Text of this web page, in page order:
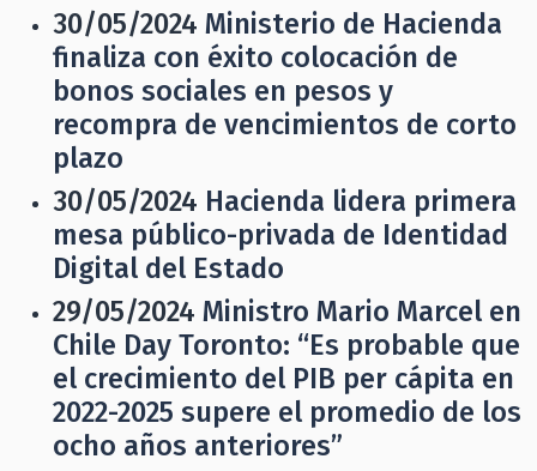
30/05/2024 Ministerio de Hacienda
finaliza con éxito colocación de
bonos sociales en pesos y
recompra de vencimientos de corto
plazo
30/05/2024 Hacienda lidera primera
mesa público-privada de Identidad
Digital del Estado
29/05/2024 Ministro Mario Marcel en
Chile Day Toronto: “Es probable que
el crecimiento del PIB per cápita en
2022-2025 supere el promedio de los
ocho años anteriores”